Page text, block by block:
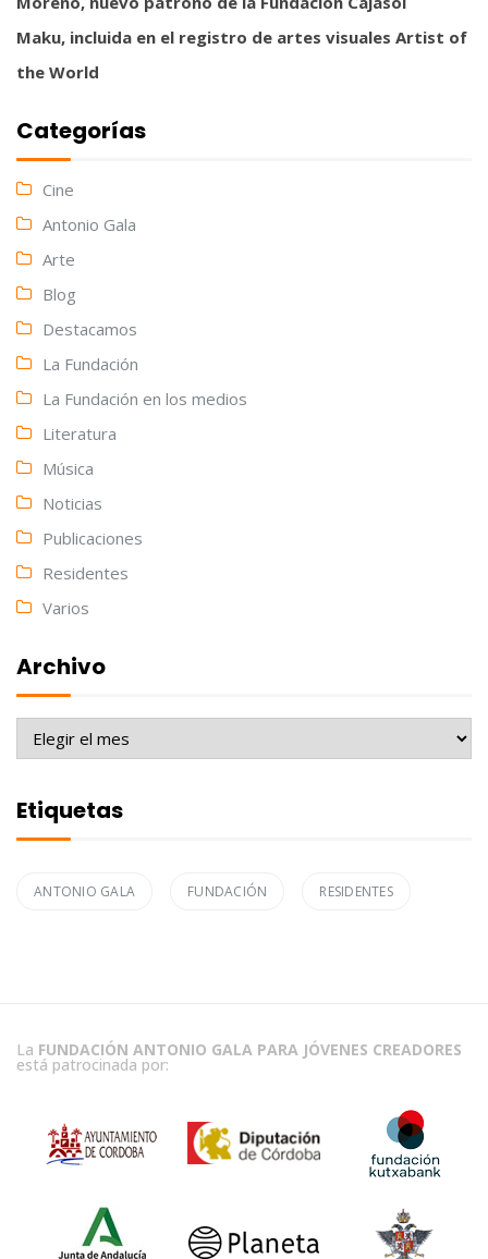
Maku, incluida en el registro de artes visuales Artist of
the World
Categorías
Cine
Antonio Gala
Arte
Blog
Destacamos
La Fundación
La Fundación en los medios
Literatura
Música
Noticias
Publicaciones
Residentes
Varios
Archivo
Archivo
Etiquetas
ANTONIO GALA FUNDACIÓN RESIDENTES
La FUNDACIÓN ANTONIO GALA PARA JÓVENES CREADORES
está patrocinada por: